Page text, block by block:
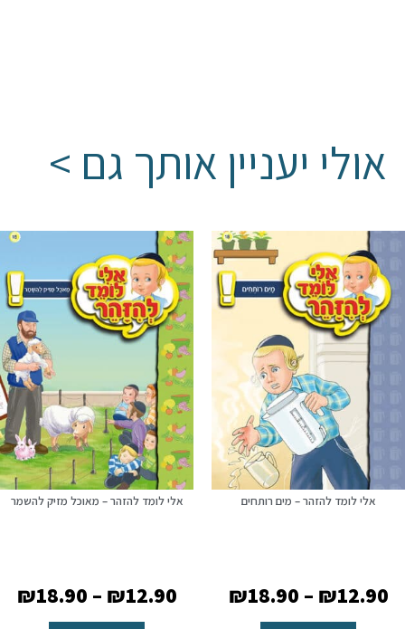
אולי יעניין אותך גם >
אלי לומד להזהר – מים רותחים
₪12.90
–
₪18.90
אלי לומד להזהר – מאוכל מזיק להשמר
₪12.90
–
₪18.90